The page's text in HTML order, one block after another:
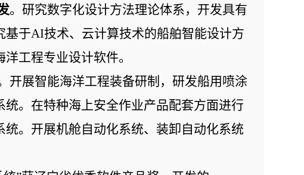
。研究数字化设计方法理论体系，开发具有
于AI技术、云计算技术的船舶智能设计方
工程专业设计软件。
开展智能海洋工程装备研制，研发船用喷涂
。在特种海上安全作业产品配套方面进行
。开展机舱自动化系统、装卸自动化系统